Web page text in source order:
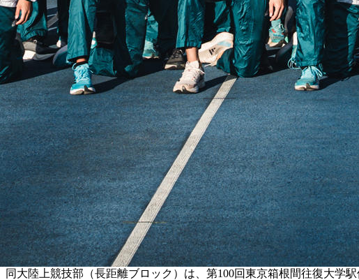
同大陸上競技部（長距離ブロック）は、第100回東京箱根間往復大学